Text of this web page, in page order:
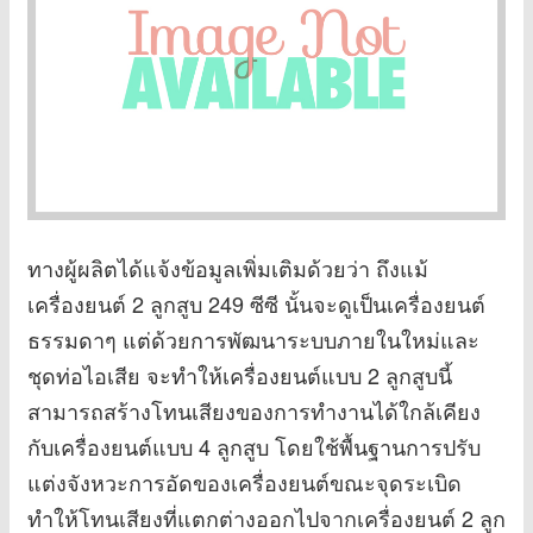
ทางผู้ผลิตได้แจ้งข้อมูลเพิ่มเติมด้วยว่า ถึงแม้
เครื่องยนต์ 2 ลูกสูบ 249 ซีซี นั้นจะดูเป็นเครื่องยนต์
ธรรมดาๆ แต่ด้วยการพัฒนาระบบภายในใหม่และ
ชุดท่อไอเสีย จะทำให้เครื่องยนต์แบบ 2 ลูกสูบนี้
สามารถสร้างโทนเสียงของการทำงานได้ใกล้เคียง
กับเครื่องยนต์แบบ 4 ลูกสูบ โดยใช้พื้นฐานการปรับ
แต่งจังหวะการอัดของเครื่องยนต์ขณะจุดระเบิด
ทำให้โทนเสียงที่แตกต่างออกไปจากเครื่องยนต์ 2 ลูก